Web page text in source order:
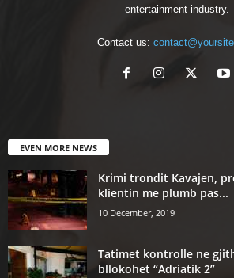
entertainment industry.
Contact us:
EVEN MORE NEWS
Krimi trondit Kavajen,
klientin me plumb pas...
10 December, 2019
Tatimet kontrolle ne
bllokohet “Adriatik 2”